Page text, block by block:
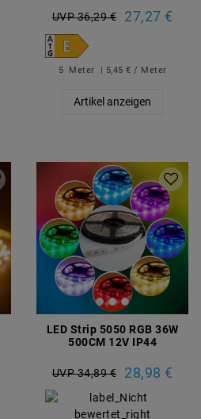
UVP 36,29 € 27,27 €
5 Meter | 5,45 € / Meter
Artikel anzeigen
LED Strip 5050 RGB 36W
500CM 12V IP44
UVP 34,89 € 28,98 €